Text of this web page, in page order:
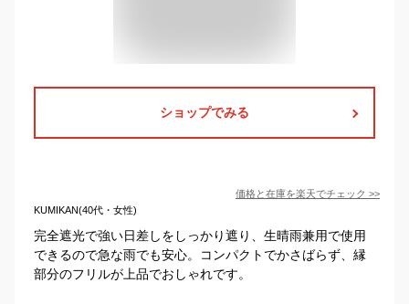
ショップでみる
価格と在庫を楽天でチェック >>
KUMIKAN(40代・女性)
完全遮光で強い日差しをしっかり遮り、生晴雨兼用で使用
できるので急な雨でも安心。コンパクトでかさばらず、縁
部分のフリルが上品でおしゃれです。